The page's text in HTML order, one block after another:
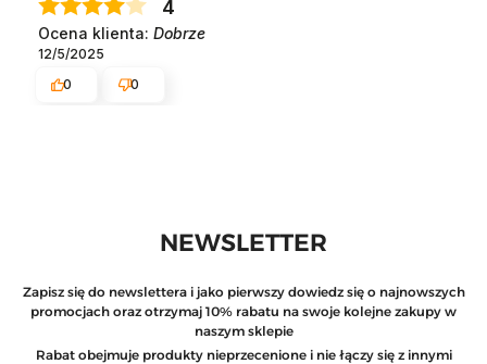
4
Ocena klienta: Dobrze
12/5/2025
0
0
NEWSLETTER
Zapisz się do newslettera i jako pierwszy dowiedz się o najnowszych
promocjach oraz otrzymaj 10% rabatu na swoje kolejne zakupy w
naszym sklepie
Rabat obejmuje produkty nieprzecenione i nie łączy się z innymi